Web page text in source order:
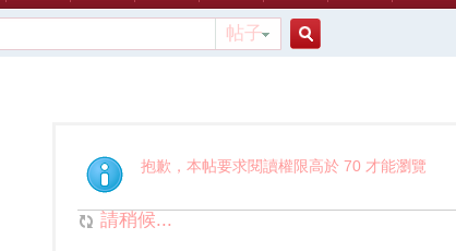
帖子
索
抱歉，本帖要求閱讀權限高於 70 才能瀏覽
請稍候...